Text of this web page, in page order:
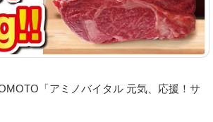
「アミノバイタル 元気、応援！サ